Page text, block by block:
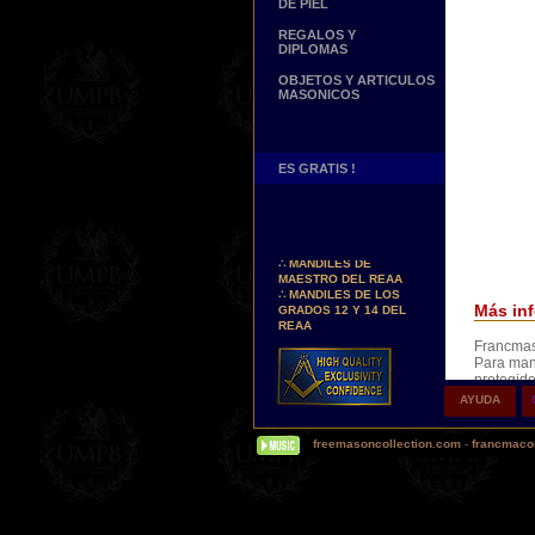
MAESTRO DEL REAA
∴MANDILES DE LOS
GRADOS 12 Y 14 DEL
REAA
Personaliza tus Arreos
TU NOMBRE BORDADO
SOBRE TU MANDIL, TU
BANDA O TU COLLARIN
Nueva pagina !
∴UNA PAGINA DE
TESTIMONIOS DE
DE PIEL
REGALOS Y
DIPLOMAS
OBJETOS Y ARTICULOS
MASONICOS
ES GRATIS !
AYUDA
freemasoncollection.com -
Más
Para